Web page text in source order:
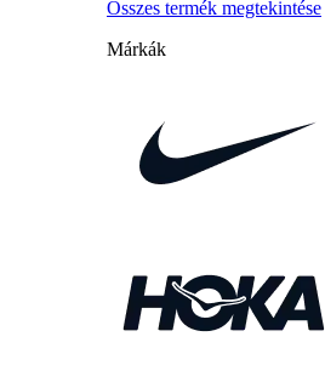
Összes termék megtekintése
Márkák